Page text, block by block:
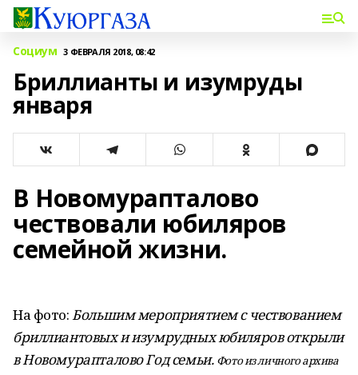
Социум 3 ФЕВРАЛЯ 2018, 08:42
Бриллианты и изумруды
января
В Новомурапталово
чествовали юбиляров
семейной жизни.
На фото:Большим мероприятием с чествованием
бриллиантовых и изумрудных юбиляров открыли
в Новомурапталово Год семьи. Фото из личного архива